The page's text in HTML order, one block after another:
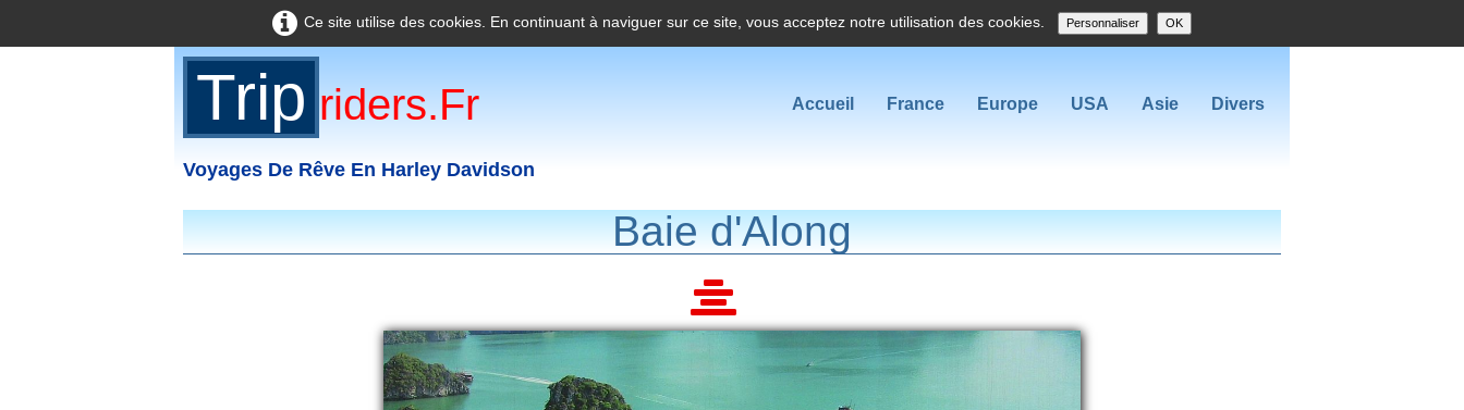
Ce site utilise des cookies. En continuant à naviguer sur ce site, vous acceptez notre utilisation des cookies. Personnaliser OK
Trip Riders.fr
Voyages De Rêve En Harley Davidson
Accueil France Europe USA Asie Divers
Baie d'Along